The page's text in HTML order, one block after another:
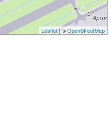
Leaflet| ©OpenStreetMap